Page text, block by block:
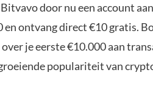
door nu een account
ontvang direct €10 gratis.
je eerste €10.000 aan
populariteit van